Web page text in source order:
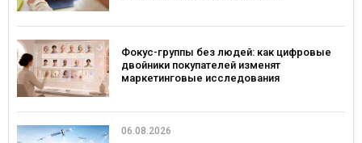
Фокус-группы без людей: как цифровые
двойники покупателей изменят
маркетинговые исследования
06.08.2026